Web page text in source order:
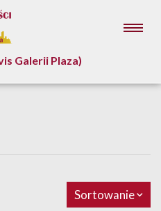
Galerii Plaza)
Sortowanie